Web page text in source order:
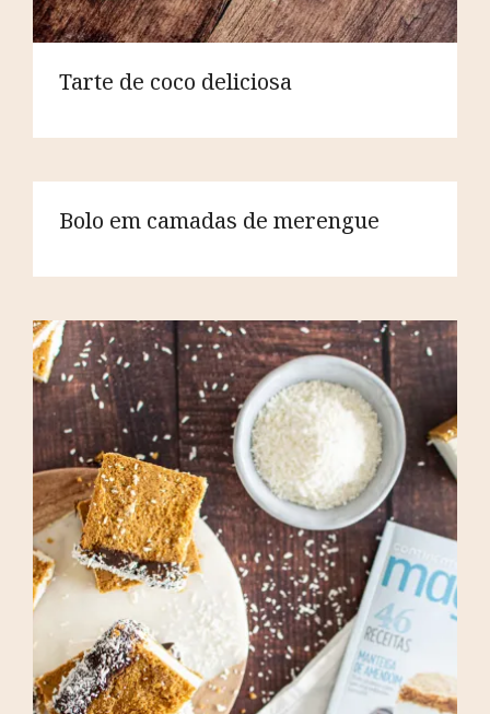
Tarte de coco deliciosa
Bolo em camadas de merengue